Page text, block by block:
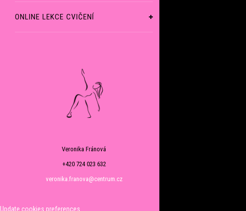
ONLINE LEKCE CVIČENÍ
Veronika Fránová
+420 724 023 632
veronika.franova@centrum.cz
Update cookies preferences